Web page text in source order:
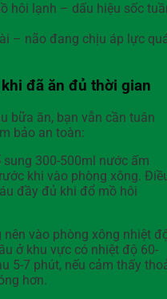
hôi lạnh – dấu hiệu sốc
– não đang chịu áp lực
đã ăn đủ thời gian
bữa ăn, bạn vẫn cần tuân
bảo an toàn:
300-500ml nước ấm
khi vào phòng xông.
đầy đủ khi đổ mồ hôi
vào phòng xông nhiệt
ở khu vực có nhiệt độ 60-
5-7 phút, nếu cảm thấy
hơn.